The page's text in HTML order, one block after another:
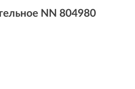
NN 804980